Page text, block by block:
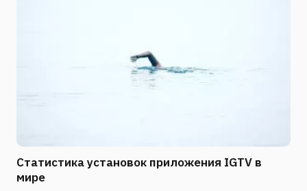
Статистика установок приложения IGTV в
мире